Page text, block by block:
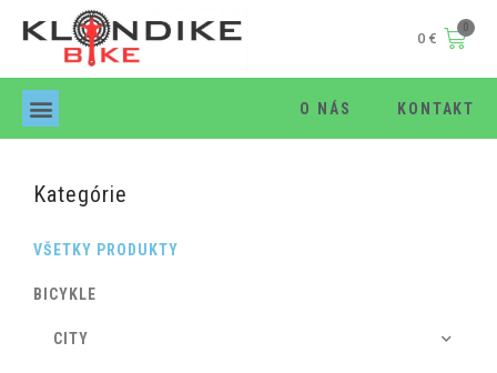
0 €
O NÁS KONTAKT
Kategórie
VŠETKY PRODUKTY
BICYKLE
CITY